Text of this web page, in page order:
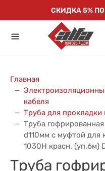
СКИДКА 5%
Главная
кабеля
Труба для прокладки
Труба
d110мм с муфтой для
1030Н красн. (уп.6м)
Труба